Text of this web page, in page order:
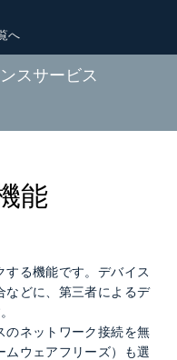
へ
スサービス
能
る機能です。デバイス
などに、第三者によるデ
のネットワーク接続を無
ムウェアフリーズ）も選